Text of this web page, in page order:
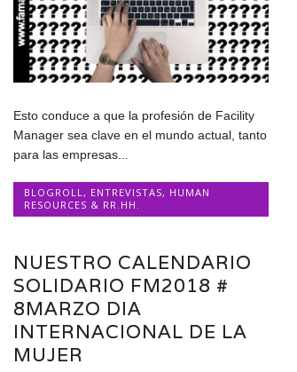
Esto conduce a que la profesión de Facility
Manager sea clave en el mundo actual, tanto
para las empresas...
BLOGROLL, ENTREVISTAS, HUMAN
RESOURCES & RR.HH.
NUESTRO CALENDARIO
SOLIDARIO FM2018 #
8MARZO DIA
INTERNACIONAL DE LA
MUJER